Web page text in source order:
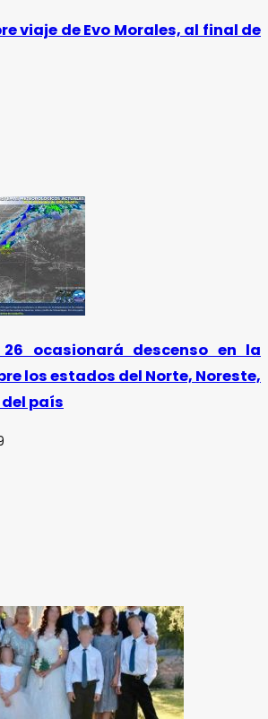
viaje de Evo Morales, al final de
26 ocasionará descenso en la
los estados del Norte, Noreste,
país